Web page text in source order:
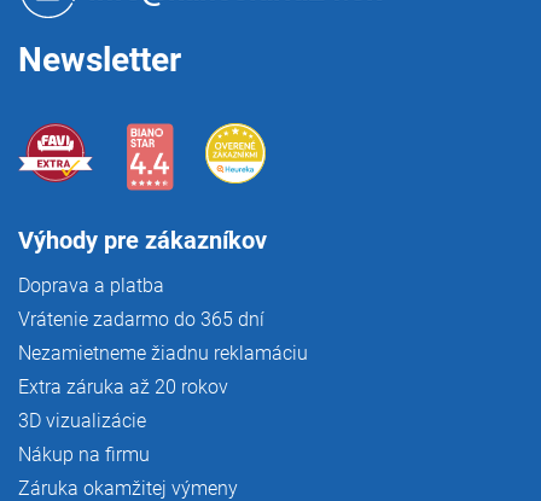
Newsletter
Výhody pre zákazníkov
Doprava a platba
Vrátenie zadarmo do 365 dní
Nezamietneme žiadnu reklamáciu
Extra záruka až 20 rokov
3D vizualizácie
Nákup na firmu
Záruka okamžitej výmeny